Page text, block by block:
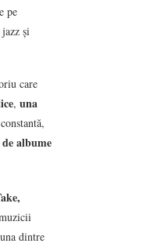
pe
și
care
, una
albume
dintre